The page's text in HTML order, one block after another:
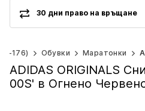
30 дни право на връщане
176) Обувки Маратонки
ADIDAS ORIGINALS
00S' в Огнено